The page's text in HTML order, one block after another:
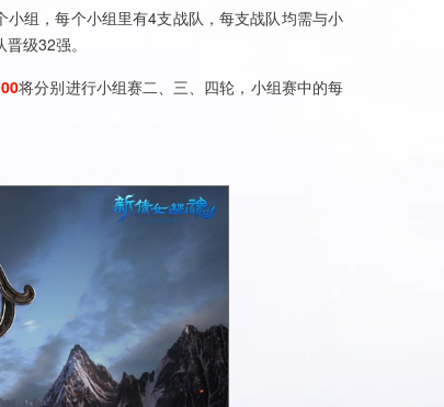
组，每个小组里有4支战队，每支战队均需与小
级32强。
将分别进行小组赛二、三、四轮，小组赛中的每